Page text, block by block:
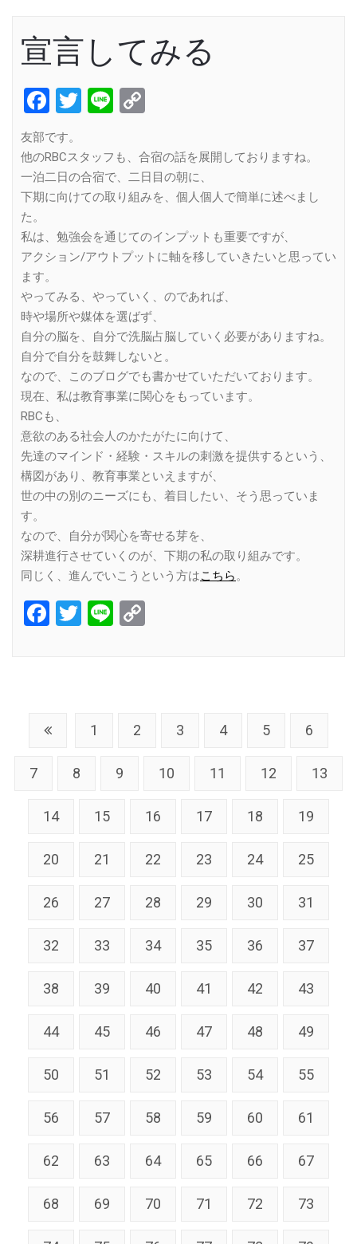
宣言してみる
Facebook
Twitter
Line
友部です。
他のRBCスタッフも、合宿の話を展開しておりますね。
一泊二日の合宿で、二日目の朝に、
下期に向けての取り組みを、個人個人で簡単に述べまし
た。
私は、勉強会を通じてのインプットも重要ですが、
アクション/アウトプットに軸を移していきたいと思ってい
ます。
やってみる、やっていく、のであれば、
時や場所や媒体を選ばず、
自分の脳を、自分で洗脳占脳していく必要がありますね。
自分で自分を鼓舞しないと。
なので、このブログでも書かせていただいております。
現在、私は教育事業に関心をもっています。
RBCも、
意欲のある社会人のかたがたに向けて、
先達のマインド・経験・スキルの刺激を提供するという、
構図があり、教育事業といえますが、
世の中の別のニーズにも、着目したい、そう思っていま
す。
なので、自分が関心を寄せる芽を、
深耕進行させていくのが、下期の私の取り組みです。
同じく、進んでいこうという方はこちら。
Facebook
Twitter
Line
1 2 3 4 5 6
7 8 9 10 11 12 13
14 15 16 17 18 19
20 21 22 23 24 25
26 27 28 29 30 31
32 33 34 35 36 37
38 39 40 41 42 43
44 45 46 47 48 49
50 51 52 53 54 55
56 57 58 59 60 61
62 63 64 65 66 67
68 69 70 71 72 73